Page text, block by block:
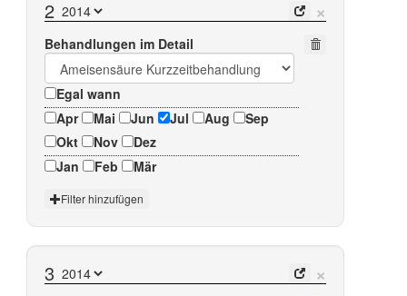
×
2
Behandlungen im Detail
Egal wann
Apr
Mai Jun Jul Aug
Sep
Okt
Nov
Dez
Jan
Feb Mär
Filter hinzufügen
×
3